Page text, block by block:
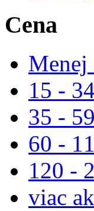
Cena
Menej
15 -
35 -
60 -
120 -
viac